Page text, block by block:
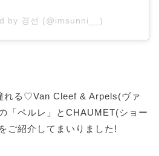
by 경선 (@imsunni__)
れる♡Van Cleef & Arpels(ヴァ
「ペルレ」とCHAUMET(ショー
ご紹介してまいりました!